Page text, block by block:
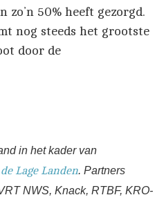
zo’n 50% heeft gezorgd.
nog steeds het grootste
door de
in het kader van
Lage Landen. Partners
NWS, Knack, RTBF, KRO-